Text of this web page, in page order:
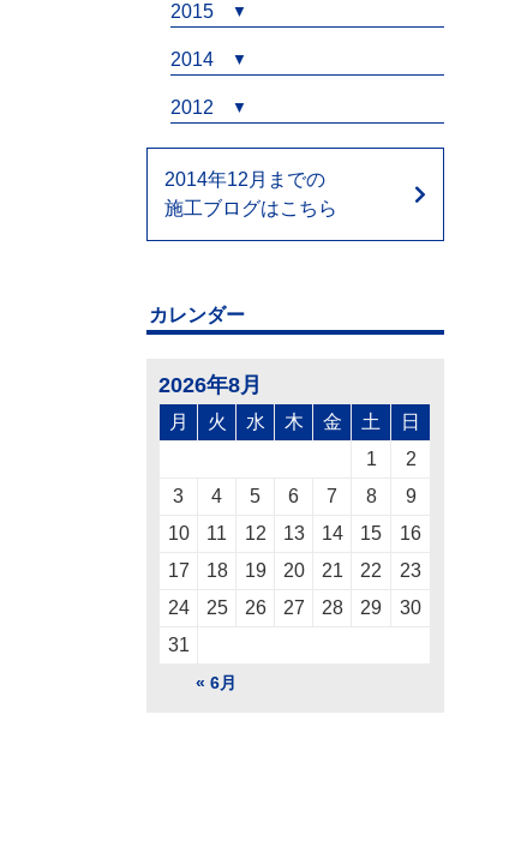
2015
2014
2012
2014年12月までの
施工ブログはこちら
カレンダー
2026年8月
月 火 水 木 金 土 日
« 6月
1
2
3
4 5 6 7 8
9
10
11 12 13 14 15
16
17
18 19 20 21 22
23
24
25 26 27 28 29
30
31